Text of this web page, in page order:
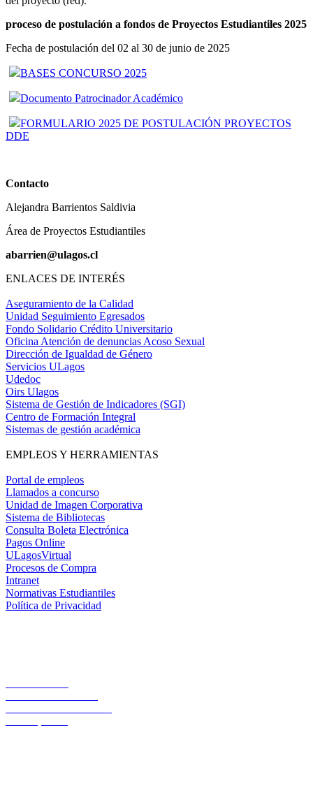
proceso de postulación a fondos de Proyectos Estudiantiles 2025
Fecha de postulación del 02 al 30 de junio de 2025
BASES CONCURSO 2025
Documento Patrocinador Académico
FORMULARIO 2025 DE POSTULACIÓN PROYECTOS
DDE
Contacto
Alejandra Barrientos Saldivia
Área de Proyectos Estudiantiles
abarrien@ulagos.cl
ENLACES DE INTERÉS
Aseguramiento de la Calidad
Unidad Seguimiento Egresados
Fondo Solidario Crédito Universitario
Oficina Atención de denuncias Acoso Sexual
Dirección de Igualdad de Género
Servicios ULagos
Udedoc
Oirs Ulagos
Sistema de Gestión de Indicadores (SGI)
Centro de Formación Integral
Sistemas de gestión académica
EMPLEOS Y HERRAMIENTAS
Portal de empleos
Llamados a concurso
Unidad de Imagen Corporativa
Sistema de Bibliotecas
Consulta Boleta Electrónica
Pagos Online
ULagosVirtual
Procesos de Compra
Intranet
Normativas Estudiantiles
Política de Privacidad